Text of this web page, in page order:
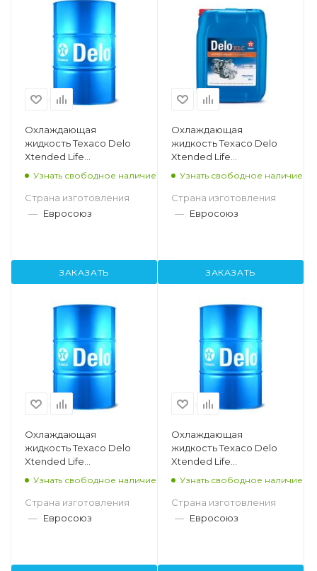
Охлаждающая
жидкость Texaco Delo
Xtended Life
Antifreeze/Coolant
Concentrate, 208л
Узнать свободное наличие
Страна изготовления
— Евросоюз
ЗАКАЗАТЬ
Охлаждающая
жидкость Texaco Delo
Xtended Life
Antifreeze/Coolant
Concentrate, 20л
Узнать свободное наличие
Страна изготовления
— Евросоюз
ЗАКАЗАТЬ
Охлаждающая
жидкость Texaco Delo
Xtended Life
Antifreeze/Coolant
Premixed 40/60, 208л
Узнать свободное наличие
Страна изготовления
— Евросоюз
Охлаждающая
жидкость Texaco Delo
Xtended Life
Antifreeze/Coolant
Premixed 50/50, 208л
Узнать свободное наличие
Страна изготовления
— Евросоюз